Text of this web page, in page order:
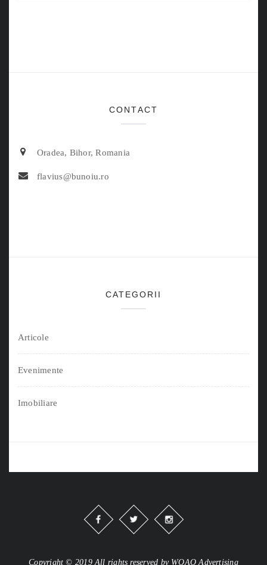
CONTACT
Oradea, Bihor, Romania
flavius@bunoiu.ro
CATEGORII
Articole
Evenimente
Imobiliare
Copyright © 2019 All rights reserved by WOAO Advertising